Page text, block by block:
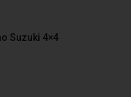
Suzuki 4×4